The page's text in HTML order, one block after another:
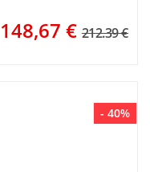
148,67 € 212.39 €
- 40%